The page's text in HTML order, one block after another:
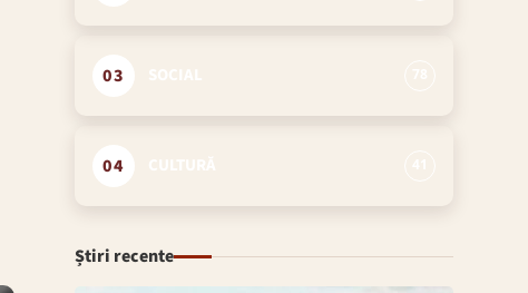
03
04
Știri recente